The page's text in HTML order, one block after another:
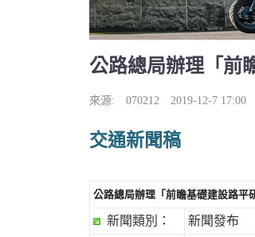
公路總局辦理「前
來源: 070212 2019-12-7 17:00
交通新聞稿
公路總局辦理「前瞻基礎建設路平
新聞類別：
新聞發布